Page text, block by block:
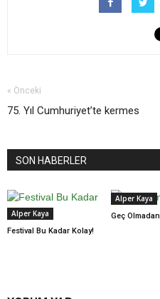
« Önceki
75. Yıl Cumhuriyet’te kermes
SON HABERLER
Alper Kaya
Festival Bu Kadar Kolay!
Alper Kaya
Geç Olmadan